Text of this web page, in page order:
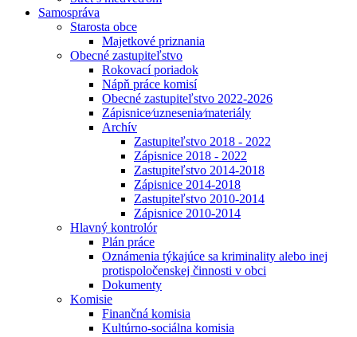
Samospráva
Starosta obce
Majetkové priznania
Obecné zastupiteľstvo
Rokovací poriadok
Nápň práce komisí
Obecné zastupiteľstvo 2022-2026
Zápisnice⁄uznesenia⁄materiály
Archív
Zastupiteľstvo 2018 - 2022
Zápisnice 2018 - 2022
Zastupiteľstvo 2014-2018
Zápisnice 2014-2018
Zastupiteľstvo 2010-2014
Zápisnice 2010-2014
Hlavný kontrolór
Plán práce
Oznámenia týkajúce sa kriminality alebo inej
protispoločenskej činnosti v obci
Dokumenty
Komisie
Finančná komisia
Kultúrno-sociálna komisia